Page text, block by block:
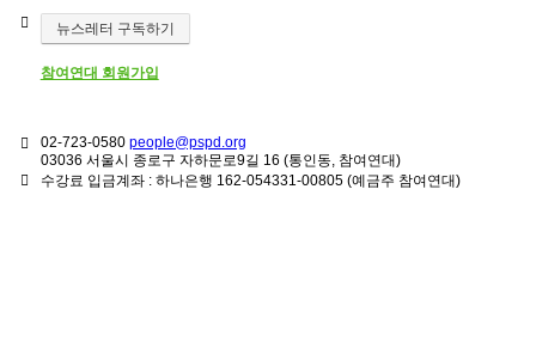
뉴스레터 구독하기
참여연대 회원가입
02-723-0580 people@pspd.org
03036 서울시 종로구 자하문로9길 16 (통인동, 참여연대)
수강료 입금계좌 : 하나은행 162-054331-00805 (예금주 참여연대)